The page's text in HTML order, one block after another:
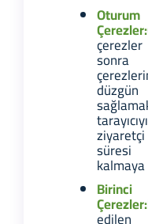
Çerezler:
sonra
süresi
Çerezler: